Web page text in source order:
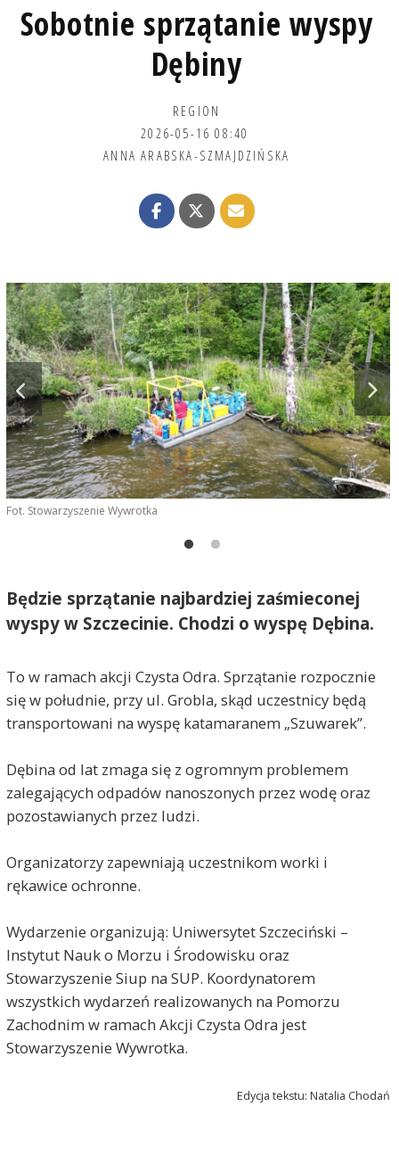
Sobotnie sprzątanie wyspy
Dębiny
REGION
2026-05-16 08:40
ANNA ARABSKA-SZMAJDZIŃSKA
Fot. Stowarzyszenie Wywrotka
Będzie sprzątanie najbardziej zaśmieconej
wyspy w Szczecinie. Chodzi o wyspę Dębina.
To w ramach akcji Czysta Odra. Sprzątanie rozpocznie
się w południe, przy ul. Grobla, skąd uczestnicy będą
transportowani na wyspę katamaranem „Szuwarek”.
Dębina od lat zmaga się z ogromnym problemem
zalegających odpadów nanoszonych przez wodę oraz
pozostawianych przez ludzi.
Organizatorzy zapewniają uczestnikom worki i
rękawice ochronne.
Wydarzenie organizują: Uniwersytet Szczeciński –
Instytut Nauk o Morzu i Środowisku oraz
Stowarzyszenie Siup na SUP. Koordynatorem
wszystkich wydarzeń realizowanych na Pomorzu
Zachodnim w ramach Akcji Czysta Odra jest
Stowarzyszenie Wywrotka.
Edycja tekstu: Natalia Chodań